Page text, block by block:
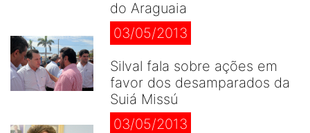
do Araguaia
03/05/2013
Silval fala sobre ações em
favor dos desamparados da
Suiá Missú
03/05/2013